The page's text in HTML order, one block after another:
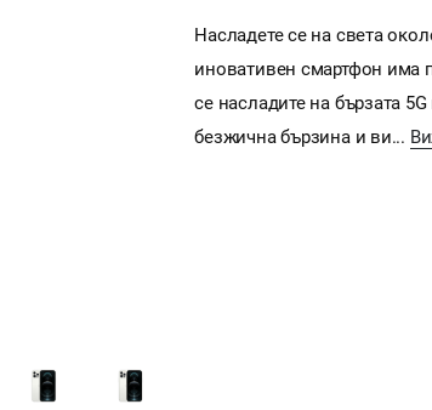
Насладете се на света
иновативен смартфон има
се насладите на бързата
безжична бързина и ви...